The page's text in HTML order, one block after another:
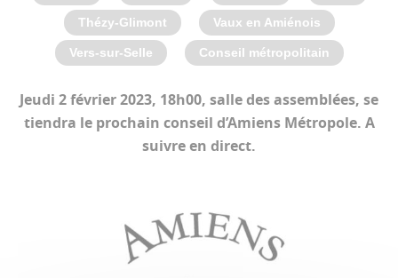
Thézy-Glimont Vaux en Amiénois
Vers-sur-Selle Conseil métropolitain
Jeudi 2 février 2023, 18h00, salle des assemblées, se
tiendra le prochain conseil d’Amiens Métropole. A
suivre en direct.